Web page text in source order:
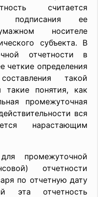
считается
подписания ее
носителе
субъекта. В
отчетности в
четкие определения
такой
такие понятия, как
промежуточная
вся
нарастающим
промежуточной
отчетности
по отчетную дату
эта отчетность